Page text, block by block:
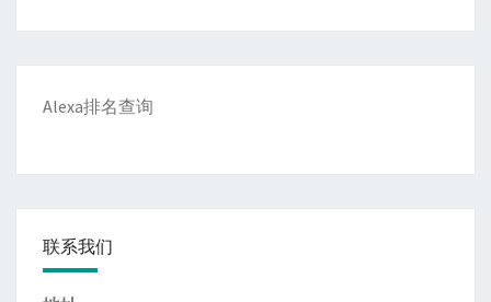
Alexa排名查询
联系我们